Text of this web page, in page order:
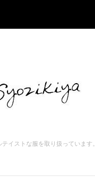
イストな服を取り扱っています。